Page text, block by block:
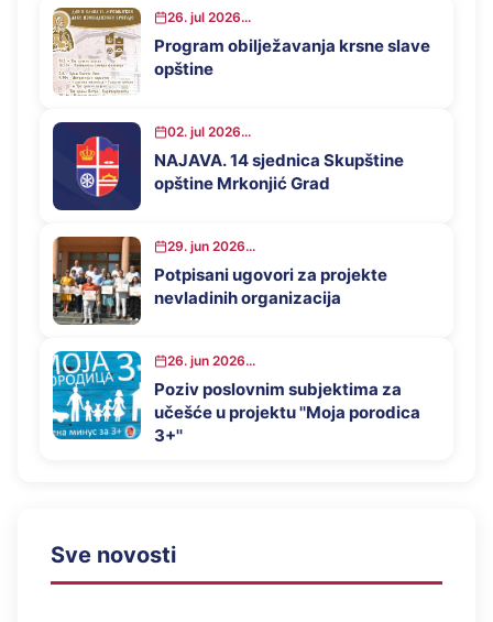
Mrkonjić Grad u 2026. godini
26. jul 2026...
Program obilježavanja krsne slave
opštine
02. jul 2026...
NAJAVA. 14 sjednica Skupštine
opštine Mrkonjić Grad
29. jun 2026...
Potpisani ugovori za projekte
nevladinih organizacija
26. jun 2026...
Poziv poslovnim subjektima za
učešće u projektu ''Moja porodica
3+''
Sve novosti